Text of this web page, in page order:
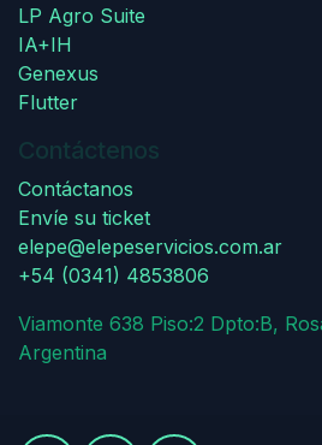
LP Agro Suite
IA+IH
Genexus
Flutter
Contáctenos
Contáctanos
Envíe su ticket
elepe@elepeservicios.com.ar
+54 (0341) 4853806
Viamonte 638 Piso:2 Dpto:B,
Argentina